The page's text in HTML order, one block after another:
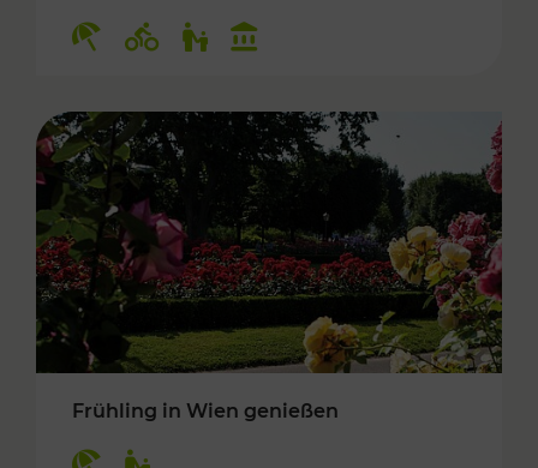
Frühling in Wien genießen